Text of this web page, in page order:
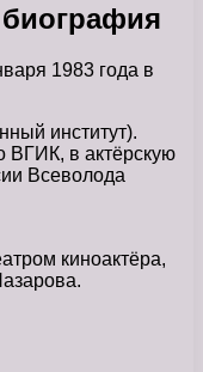
1983 года в
институт).
ВГИК, в актёрскую
Всеволода
киноактёра,